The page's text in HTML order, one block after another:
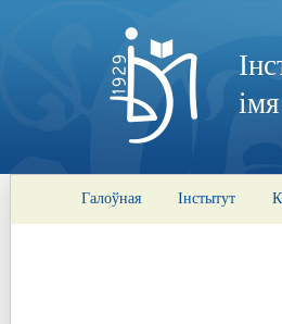
Галоўная Інстытут